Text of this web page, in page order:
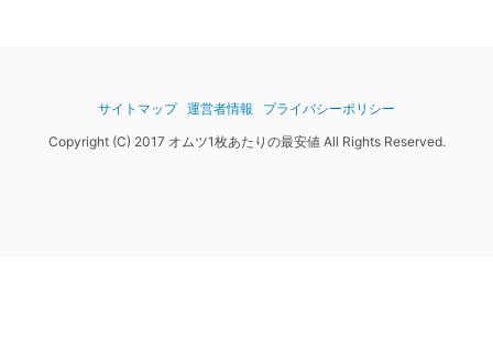
サイトマップ 運営者情報
プライバシーポリシー
Copyright (C) 2017 オムツ1枚あたりの最安値 All Rights Reserved.